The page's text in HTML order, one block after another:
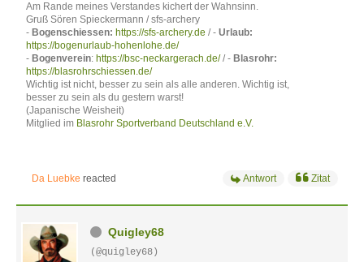
Am Rande meines Verstandes kichert der Wahnsinn.
Gruß Sören Spieckermann / sfs-archery
- Bogenschiessen: https://sfs-archery.de / - Urlaub:
https://bogenurlaub-hohenlohe.de/
- Bogenverein: https://bsc-neckargerach.de// - Blasrohr:
https://blasrohrschiessen.de/
Wichtig ist nicht, besser zu sein als alle anderen. Wichtig ist,
besser zu sein als du gestern warst!
(Japanische Weisheit)
Mitglied im Blasrohr Sportverband Deutschland e.V.
Da Luebke reacted Antwort Zitat
Quigley68
(@quigley68)